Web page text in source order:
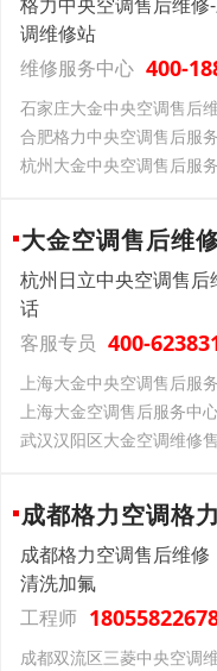
调维修站
维修服务中心 400-
石家庄大金中央空调售后
合肥格力中央空调售后服
杭州大金中央空调售后服
大金空调售后维
杭州日立中央空调售
话
客服专员 400-
上海大金中央空调售后服
上海大金空调售后服务中
成都格力空调格
成都格力空调售后维
清洗加氟
工程师
成都双流区三菱中央空调